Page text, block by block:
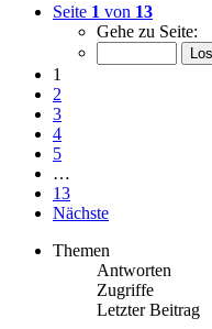
Seite 1 von 13
Gehe zu Seite:
1
2
3
4
5
…
13
Nächste
Themen
Antworten
Zugriffe
Letzter Beitrag